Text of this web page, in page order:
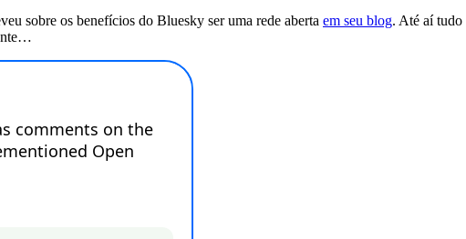
sobre os benefícios do Bluesky ser uma rede aberta em seu blog. Até aí tudo